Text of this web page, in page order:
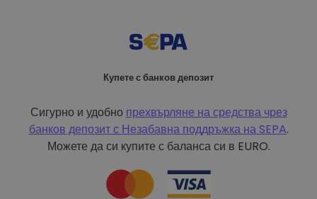
Купете с банков депозит
Сигурно и удобно прехвърляне на средства чрез
банков депозит с Незабавна поддръжка на SEPA.
Можете да си купите с баланса си в EURO.